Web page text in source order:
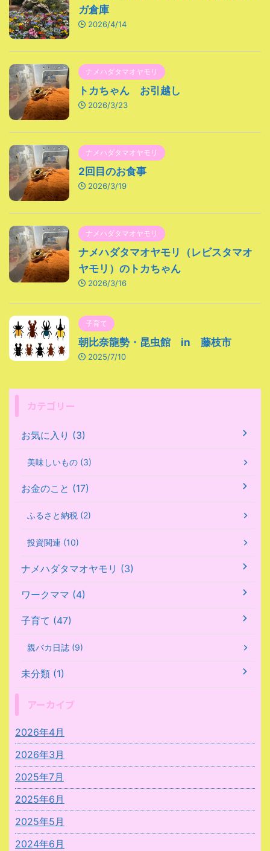
ガ倉庫
2026/4/14
ナメハダタマオヤモリ
トカちゃん お引越し
2026/3/23
ナメハダタマオヤモリ
2回目のお食事
2026/3/19
ナメハダタマオヤモリ
ナメハダタマオヤモリ（レビスタマオ
ヤモリ）のトカちゃん
2026/3/16
子育て
朝比奈龍勢・昆虫館 in 藤枝市
2025/7/10
カテゴリー
お気に入り (3)
美味しいもの (3)
お金のこと (17)
ふるさと納税 (2)
投資関連 (10)
ナメハダタマオヤモリ (3)
ワークママ (4)
子育て (47)
親バカ日誌 (9)
未分類 (1)
アーカイブ
2026年4月
2026年3月
2025年7月
2025年6月
2025年5月
2024年6月